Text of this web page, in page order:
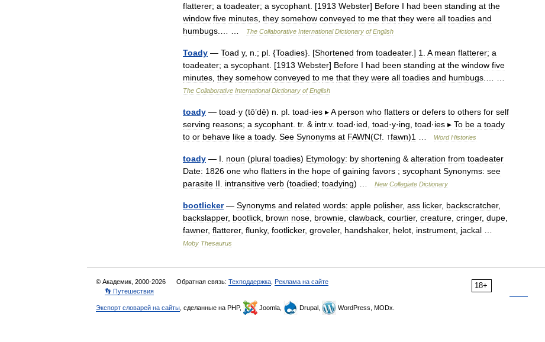
flatterer; a toadeater; a sycophant . [1913 Webster] Before I had been standing at the
window five minutes they somehow conveyed to me that they were all toadies and
humbugs
The Collaborative International Dictionary of English
Toady — Toad y, n .; pl . {Toadies}. [Shortened from toadeater.] 1 A mean flatterer; a
toadeater; a sycophant . [1913 Webster] Before I had been standing at the window five
minutes they somehow conveyed to me that they were all toadies and humbugs
The Collaborative International Dictionary of English
toady — toad·y (tō’dē) n pl toad·ies ▸A person who flatters or defers to others for self
serving reasons; a sycophant tr. & intr.v. toad·ied toad·y·ing toad·ies ▸ To be a toady
to or behave like a toady. See Synonyms at FAWN(Cf . ↑fawn)1 Word Histories
toady — I noun (plural toadies) Etymology: by shortening & alteration from toadeater
Date: 1826 one who flatters in the hope of gaining favors ; sycophant Synonyms: see
parasite II intransitive verb (toadied; toadying) … New Collegiate Dictionary
bootlicker— Synonyms and related words: apple polisher, ass licker, backscratcher,
backslapper, bootlick brown nose brownie clawback courtier, creature cringer, dupe
fawner, flatterer, flunky, footlicker, groveler, handshaker, helot instrument jackal
Moby Thesaurus
18+
© Академик, 2000-2026 Обратная связь: Техподдержка Реклама на сайте
👣 Путешествия
Экспорт словарей на сайты , сделанные на PHP, Joomla, Drupal, WordPress, MODx.